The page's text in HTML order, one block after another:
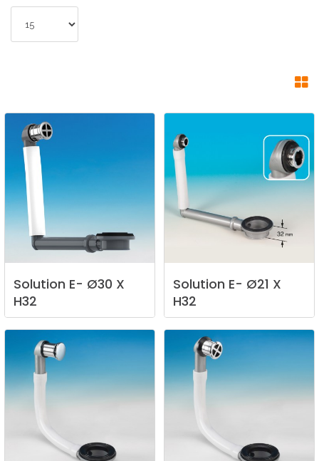
Solution E- Ø30 X
H32
Solution E- Ø21 X
H32